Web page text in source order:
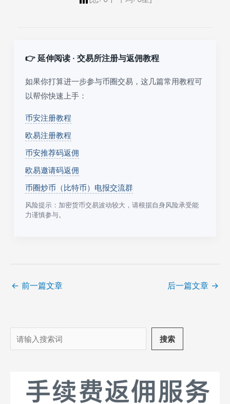
👉 延伸阅读 · 交易所注册与返佣教程
如果你打算进一步参与币圈交易，这几篇常用教程可
以帮你快速上手：
币安注册教程
欧易注册教程
币安推荐码返佣
欧易邀请码返佣
币圈炒币（比特币）电报交流群
风险提示：加密货币交易波动较大，请根据自身风险承受能
力谨慎参与。
← 前一篇文章 后一篇文章 →
搜
索
搜索